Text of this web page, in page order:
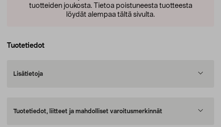
tuotteiden joukosta. Tietoa poistuneesta tuotteesta
löydät alempaa tältä sivulta.
Tuotetiedot
Lisätietoja
Tuotetiedot, liitteet ja mahdolliset varoitusmerkinnät